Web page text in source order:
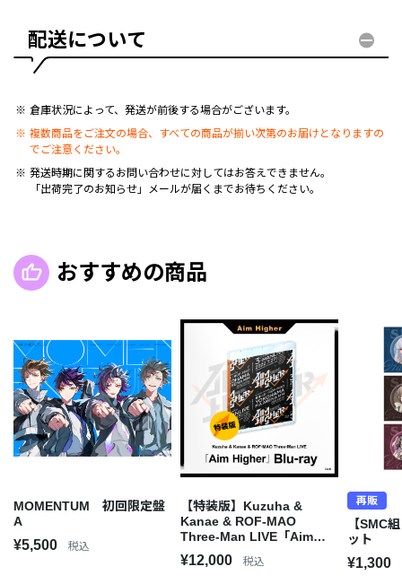
配送について
倉庫状況によって、発送が前後する場合がございます。
複数商品をご注文の場合、すべての商品が揃い次第のお届けとなりますの
でご注意ください。
発送時期に関するお問い合わせに対してはお答えできません。
「出荷完了のお知らせ」メールが届くまでお待ちください。
おすすめの商品
MOMENTUM 初回限定盤
A
¥5,500 税込
【特装版】Kuzuha &
Kanae & ROF-MAO
Three-Man LIVE「Aim
Higher」[Blu-ray]
¥12,000 税込
再販
【SMC
ット
¥1,300